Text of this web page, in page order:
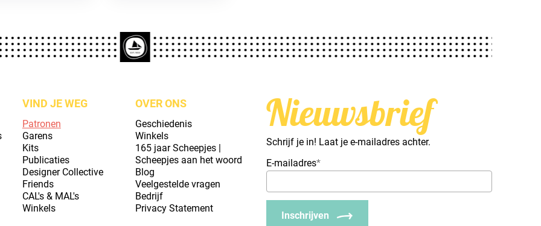
VIND JE WEG
Patronen
Garens
Kits
Publicaties
Designer Collective
Friends
CAL's & MAL's
Winkels
OVER ONS
Geschiedenis
Winkels
165 jaar Scheepjes |
Scheepjes aan het woord
Blog
Veelgestelde vragen
Bedrijf
Privacy Statement
Nieuwsbrief
Schrijf je in! Laat je e-mailadres achter.
E-mailadres*
Inschrijven